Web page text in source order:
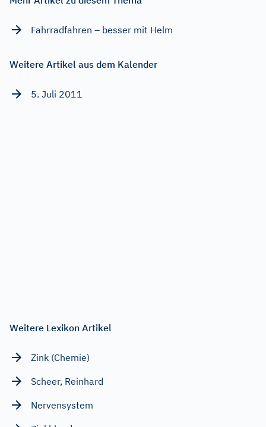
Fahrradfahren – besser mit Helm
Weitere Artikel aus dem Kalender
5. Juli 2011
Weitere Lexikon Artikel
Zink (Chemie)
Scheer, Reinhard
Nervensystem